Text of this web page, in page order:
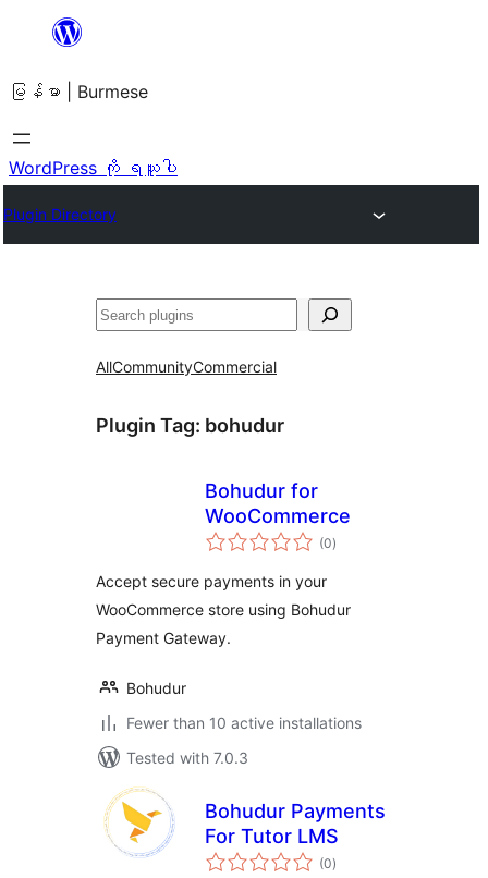
အကြောင်းအရာ
ကျော်သွား
ရန်
မြန်မာ | Burmese
WordPress ကို ရယူပါ
Plugin Directory
ရှာ
AllCommunityCommercial
Plugin Tag: bohudur
Bohudur for
WooCommerce
(0total
ratings
)
Accept secure payments in your
WooCommerce store using Bohudur
Payment Gateway.
Bohudur
Fewer than 10 active installations
Tested with 7.0.3
Bohudur Payments
For Tutor LMS
(0total
ratings
)